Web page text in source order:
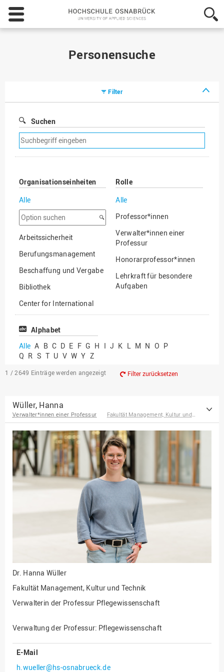
Hochschule
Osnabrück
-
Personensuche
Filter
Suchen
Suchfilter
entfernen
Organisationseinheiten
Alle
Option
suchen
Arbeitssicherheit
Berufungsmanagement
Beschaffung und Vergabe
Bibliothek
Center for International
Mobility
Center for International
Chancengerechtigkeit
eLearning Competence
EU-Büro
Fakultät
Agrarwissenschaften und
Landschaftsarchitektur
Fakultät
Ingenieurwissenschaften
und Informatik
Fakultät Management,
Fakultät Wirtschafts- und
Sozialwissenschaften
Forschung, Kooperation,
Drittmittel
Gebäude und Technik
Gesellschaftliches
Gleichstellungsbüro
Hochschulleitung
Rolle
Alle
Professor*innen
Verwalter*innen einer
Professur
Honorarprofessor*innen
Lehrkraft für besondere
Aufgaben
Professor*innen im
Alphabet
Alle A B C D E F G H I J K L M N O P
Q R S T U V W Y Z
1 / 2649 Einträge werden angezeigt Filter zurücksetzen
Wüller, Hanna
Verwalter*innen einer Professur Fakultät Management, Kultur und Technik
Dr. Hanna Wüller
Fakultät Management, Kultur und Technik
Verwalterin der Professur Pflegewissenschaft
Verwaltung der Professur: Pflegewissenschaft
E-Mail
h.wueller@hs-osnabrueck.de